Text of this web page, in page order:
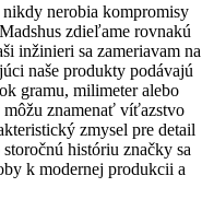
nerobia kompromisy
zdieľame rovnakú
inžinieri sa zameriavam na
naše produkty podávajú
gramu, milimeter alebo
môžu znamenať víťazstvo
zmysel pre detail
históriu značky sa
k modernej produkcii a